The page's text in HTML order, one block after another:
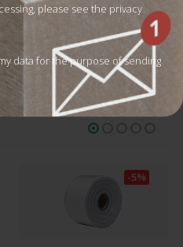
please see the privacy
data for the purpose of sending
un nº dterminado
5out of 5
-5%